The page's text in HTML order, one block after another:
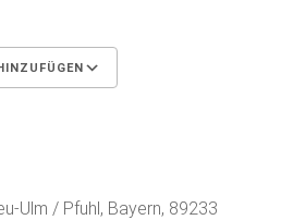
Ulm / Pfuhl, Bayern, 89233